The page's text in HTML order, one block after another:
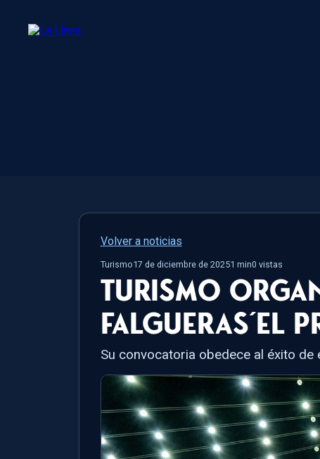
Volver a noticias
Turismo17 de diciembre de 20251 min0 vistas
Turismo
Falgueras´el
Su convocatoria obedece al éxito de